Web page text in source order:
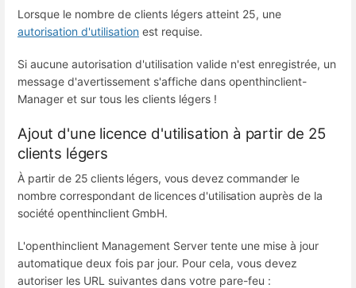
Lorsque le nombre de clients légers atteint 25, une
autorisation d'utilisation est requise.
Si aucune autorisation d'utilisation valide n'est enregistrée, un
message d'avertissement s'affiche dans openthinclient-
Manager et sur tous les clients légers !
Ajout d'une licence d'utilisation à partir de 25
clients légers
À partir de 25 clients légers, vous devez commander le
nombre correspondant de licences d'utilisation auprès de la
société openthinclient GmbH.
L'openthinclient Management Server tente une mise à jour
automatique deux fois par jour. Pour cela, vous devez
autoriser les URL suivantes dans votre pare-feu :